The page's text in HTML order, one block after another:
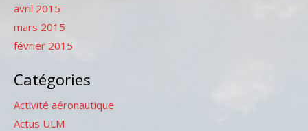
avril 2015
mars 2015
février 2015
Catégories
Activité aéronautique
Actus ULM